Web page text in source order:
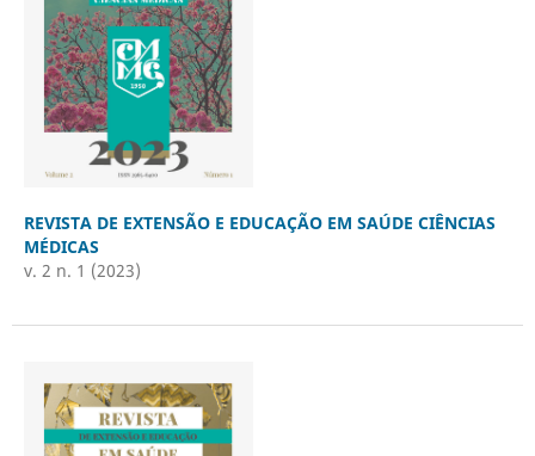
REVISTA DE EXTENSÃO E EDUCAÇÃO EM SAÚDE CIÊNCIAS
MÉDICAS
v. 2 n. 1 (2023)